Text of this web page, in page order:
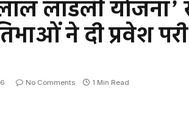
लाडली
ने दी प्रवेश
No Comments 1 Min Read